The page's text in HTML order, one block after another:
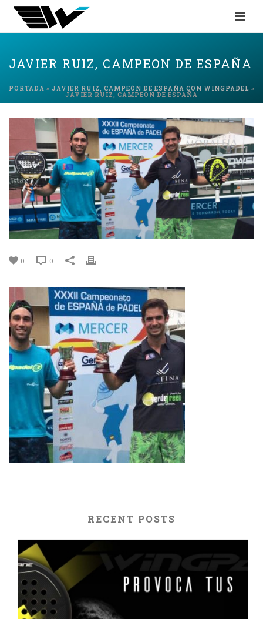
JAVIER RUIZ, CAMPEON DE ESPAÑA
PORTADA » JAVIER RUIZ, CAMPEÓN DE ESPAÑA CON WINGPADEL »
JAVIER RUIZ, CAMPEON DE ESPAÑA
0 0
RECENT POSTS